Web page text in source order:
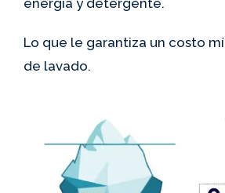
Lo que le garantiza un costo
de lavado.